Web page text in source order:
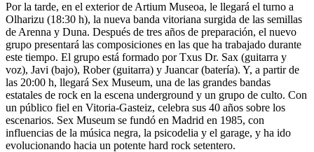
Por la tarde, en el exterior de Artium Museoa, le llegará el turno a
Olharizu (18:30 h), la nueva banda vitoriana surgida de las semillas
de Arenna y Duna. Después de tres años de preparación, el nuevo
grupo presentará las composiciones en las que ha trabajado durante
este tiempo. El grupo está formado por Txus Dr. Sax (guitarra y
voz), Javi (bajo), Rober (guitarra) y Juancar (batería). Y, a partir de
las 20:00 h, llegará Sex Museum, una de las grandes bandas
estatales de rock en la escena underground y un grupo de culto. Con
un público fiel en Vitoria-Gasteiz, celebra sus 40 años sobre los
escenarios. Sex Museum se fundó en Madrid en 1985, con
influencias de la música negra, la psicodelia y el garage, y ha ido
evolucionando hacia un potente hard rock setentero.